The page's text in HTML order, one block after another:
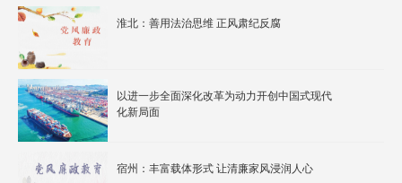
淮北：善用法治思维 正风肃纪反腐
以进一步全面深化改革为动力开创中国式现代
化新局面
宿州：丰富载体形式 让清廉家风浸润人心